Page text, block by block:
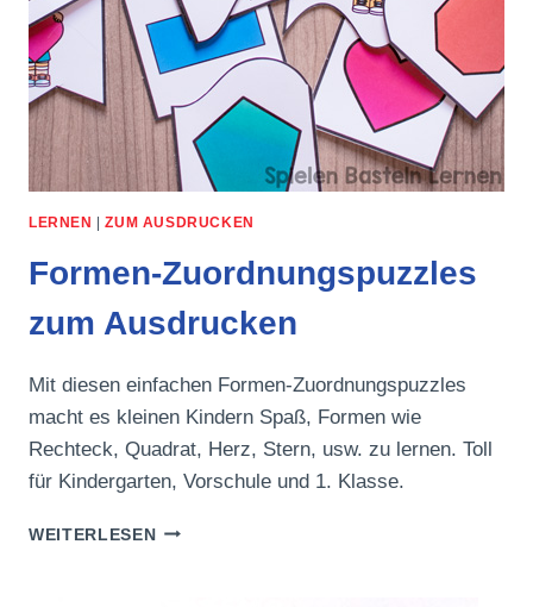
LERNEN |ZUM AUSDRUCKEN
Formen-Zuordnungspuzzles
zum Ausdrucken
Mit diesen einfachen Formen-Zuordnungspuzzles
macht es kleinen Kindern Spaß, Formen wie
Rechteck, Quadrat, Herz, Stern, usw. zu lernen. Toll
für Kindergarten, Vorschule und 1. Klasse.
WEITERLESENFORMEN-